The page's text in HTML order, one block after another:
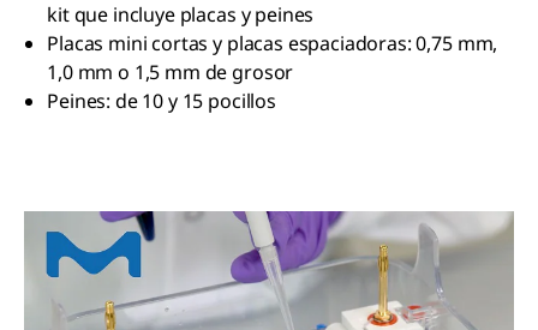
kit que incluye placas y peines
Placas mini cortas y placas espaciadoras: 0,75 mm,
1,0 mm o 1,5 mm de grosor
Peines: de 10 y 15 pocillos